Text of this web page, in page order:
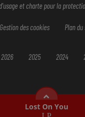
Lost On You
et charte pour la
Gestion des cookies Plan
2026 2025 2024